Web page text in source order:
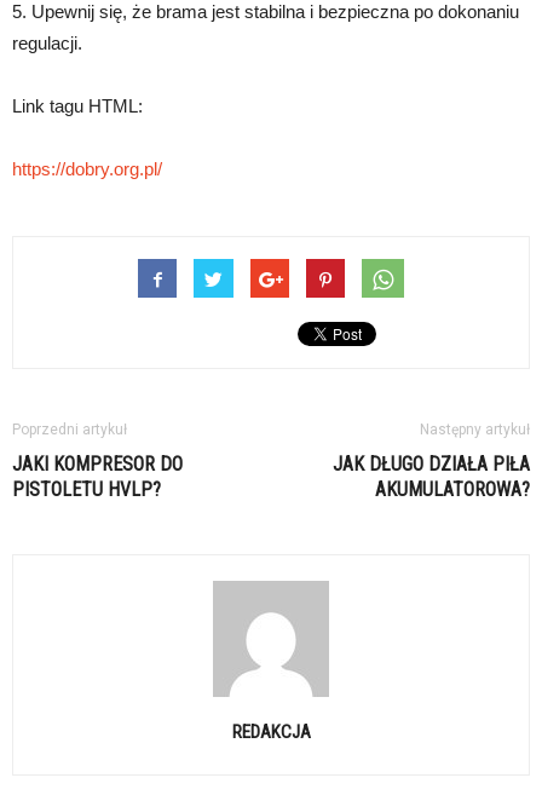
5. Upewnij się, że brama jest stabilna i bezpieczna po dokonaniu
regulacji.
Link tagu HTML:
https://dobry.org.pl/
Poprzedni artykuł
JAKI KOMPRESOR DO
PISTOLETU HVLP?
Następny artykuł
JAK DŁUGO DZIAŁA PIŁA
AKUMULATOROWA?
REDAKCJA